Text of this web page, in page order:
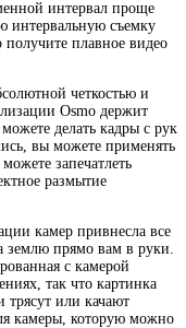
интервал проще
интервальную съемку
получите плавное видео
четкостью и
Osmo держит
делать кадры с рук
вы можете применять
запечатлеть
размытие
камер привнесла все
землю прямо вам в руки.
с камерой
так что картинка
трясут или качают
камеры, которую можно